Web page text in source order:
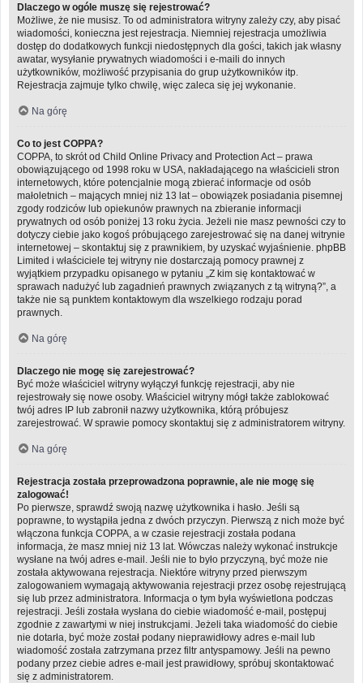
Dlaczego w ogóle muszę się rejestrować?
Możliwe, że nie musisz. To od administratora witryny zależy czy, aby pisać
wiadomości, konieczna jest rejestracja. Niemniej rejestracja umożliwia
dostęp do dodatkowych funkcji niedostępnych dla gości, takich jak własny
awatar, wysyłanie prywatnych wiadomości i e-maili do innych
użytkowników, możliwość przypisania do grup użytkowników itp.
Rejestracja zajmuje tylko chwilę, więc zaleca się jej wykonanie.
Na górę
Co to jest COPPA?
COPPA, to skrót od Child Online Privacy and Protection Act – prawa
obowiązującego od 1998 roku w USA, nakładającego na właścicieli stron
internetowych, które potencjalnie mogą zbierać informacje od osób
małoletnich – mających mniej niż 13 lat – obowiązek posiadania pisemnej
zgody rodziców lub opiekunów prawnych na zbieranie informacji
prywatnych od osób poniżej 13 roku życia. Jeżeli nie masz pewności czy to
dotyczy ciebie jako kogoś próbującego zarejestrować się na danej witrynie
internetowej – skontaktuj się z prawnikiem, by uzyskać wyjaśnienie. phpBB
Limited i właściciele tej witryny nie dostarczają pomocy prawnej z
wyjątkiem przypadku opisanego w pytaniu „Z kim się kontaktować w
sprawach nadużyć lub zagadnień prawnych związanych z tą witryną?”, a
także nie są punktem kontaktowym dla wszelkiego rodzaju porad
prawnych.
Na górę
Dlaczego nie mogę się zarejestrować?
Być może właściciel witryny wyłączył funkcję rejestracji, aby nie
rejestrowały się nowe osoby. Właściciel witryny mógł także zablokować
twój adres IP lub zabronił nazwy użytkownika, którą próbujesz
zarejestrować. W sprawie pomocy skontaktuj się z administratorem witryny.
Na górę
Rejestracja została przeprowadzona poprawnie, ale nie mogę się
zalogować!
Po pierwsze, sprawdź swoją nazwę użytkownika i hasło. Jeśli są
poprawne, to wystąpiła jedna z dwóch przyczyn. Pierwszą z nich może być
włączona funkcja COPPA, a w czasie rejestracji została podana
informacja, że masz mniej niż 13 lat. Wówczas należy wykonać instrukcje
wysłane na twój adres e-mail. Jeśli nie to było przyczyną, być może nie
została aktywowana rejestracja. Niektóre witryny przed pierwszym
zalogowaniem wymagają aktywowania rejestracji przez osobę rejestrującą
się lub przez administratora. Informacja o tym była wyświetlona podczas
rejestracji. Jeśli została wysłana do ciebie wiadomość e-mail, postępuj
zgodnie z zawartymi w niej instrukcjami. Jeżeli taka wiadomość do ciebie
nie dotarła, być może został podany nieprawidłowy adres e-mail lub
wiadomość została zatrzymana przez filtr antyspamowy. Jeśli na pewno
podany przez ciebie adres e-mail jest prawidłowy, spróbuj skontaktować
się z administratorem.